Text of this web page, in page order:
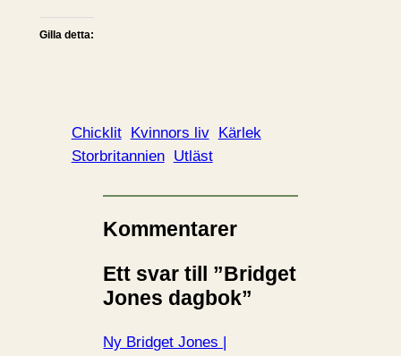
Gilla detta:
Chicklit Kvinnors liv Kärlek
Storbritannien Utläst
Kommentarer
Ett svar till ”Bridget
Jones dagbok”
Ny Bridget Jones |